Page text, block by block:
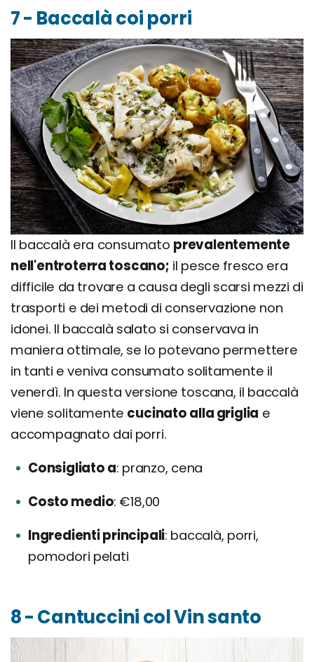
7 - Baccalà coi porri
Il baccalà era consumato prevalentemente
nell'entroterra toscano; il pesce fresco era
difficile da trovare a causa degli scarsi mezzi di
trasporti e dei metodi di conservazione non
idonei. Il baccalà salato si conservava in
maniera ottimale, se lo potevano permettere
in tanti e veniva consumato solitamente il
venerdì. In questa versione toscana, il baccalà
viene solitamente cucinato alla griglia e
accompagnato dai porri.
Consigliato a pranzo, cena
Costo medio €18,00
Ingredienti principali baccalà, porri,
pomodori pelati
8 - Cantuccini col Vin santo